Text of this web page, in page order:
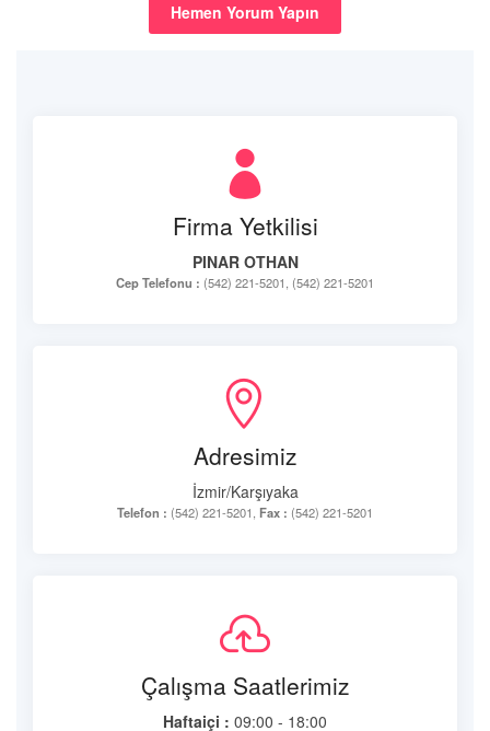
Hemen Yorum Yapın
Firma Yetkilisi
PINAR OTHAN
Cep Telefonu : (542) 221-5201, (542) 221-5201
Adresimiz
İzmir/Karşıyaka
Telefon : (542) 221-5201, Fax : (542) 221-5201
Çalışma Saatlerimiz
Haftaiçi : 09:00 - 18:00